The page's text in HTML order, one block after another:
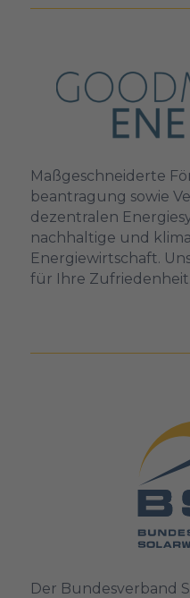
Maßgeschneiderte
beantragung sowie
dezentralen
nachhaltige und
Energiewirtschaft.
für Ihre Zufriedenheit.
Der Bundesverband